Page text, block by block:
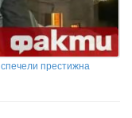
престижна